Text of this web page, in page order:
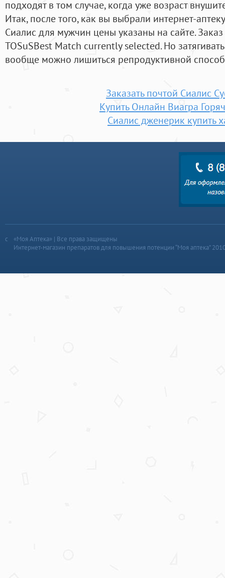
подходят в том случае, когда уже возраст
Итак, после того, как вы выбрали интернет-
Сиалис для мужчин цены указаны на сайте.
TOSuSBest Match currently selected. Но
вообще можно лишиться репродуктивной
Заказать почтой Сиалис
Купить Онлайн Виагра
Сиалис дженерик купить
«Моя Аптека» | Все права защищены
Интернет-магазин препаратов для повышения потенции “Моя аптека”